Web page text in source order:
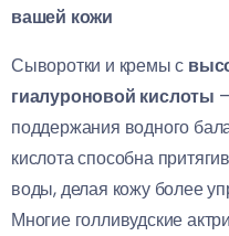
вашей кожи
Сыворотки и кремы с
гиалуроновой кислоты
поддержания водного
кислота способна
воды, делая кожу более
Многие голливудские